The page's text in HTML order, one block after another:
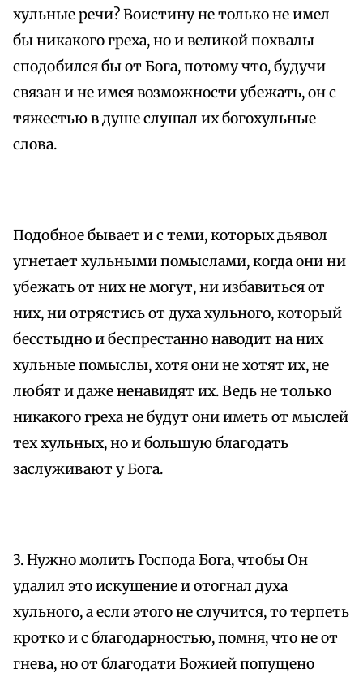
хульные речи? Воистину не только не имел
бы никакого греха, но и великой похвалы
сподобился бы от Бога, потому что, будучи
связан и не имея возможности убежать, он с
тяжестью в душе слушал их богохульные
слова.
Подобное бывает и с теми, которых дьявол
угнетает хульными помыслами, когда они ни
убежать от них не могут, ни избавиться от
них, ни отрястись от духа хульного, который
бесстыдно и беспрестанно наводит на них
хульные помыслы, хотя они не хотят их, не
любят и даже ненавидят их. Ведь не только
никакого греха не будут они иметь от мыслей
тех хульных, но и большую благодать
заслуживают у Бога.
3. Нужно молить Господа Бога, чтобы Он
удалил это искушение и отогнал духа
хульного, а если этого не случится, то терпеть
кротко и с благодарностью, помня, что не от
гнева, но от благодати Божией попущено